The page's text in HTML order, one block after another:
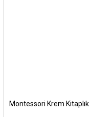
Montessori Krem Kitaplık